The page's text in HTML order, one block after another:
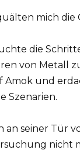
mich die
die
von Metall
Amok und
Szenarien.
an seiner Tür
nicht